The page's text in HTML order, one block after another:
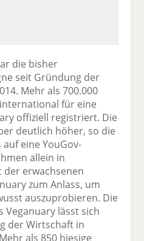
die bisher
seit Gründung der
Mehr als 700.000
für eine
offiziell registriert. Die
deutlich höher, so die
eine YouGov-
allein in
der erwachsenen
zum Anlass, um
auszuprobieren. Die
Veganuary lässt sich
der Wirtschaft in
als 850 hiesige